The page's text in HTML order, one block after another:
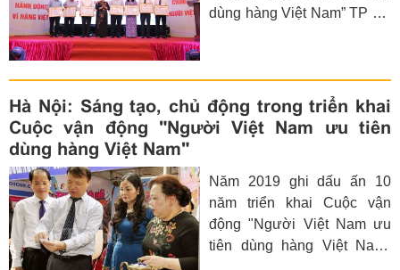
dùng hàng Việt Nam” TP Hà
động trên địa bàn Thành
phố.
Hà Nội: Sáng tạo, chủ động trong triển khai
Cuộc vận động "Người Việt Nam ưu tiên
dùng hàng Việt Nam"
Năm 2019 ghi dấu ấn 10
năm triển khai Cuộc vận
động "Người Việt Nam ưu
tiên dùng hàng Việt Nam"